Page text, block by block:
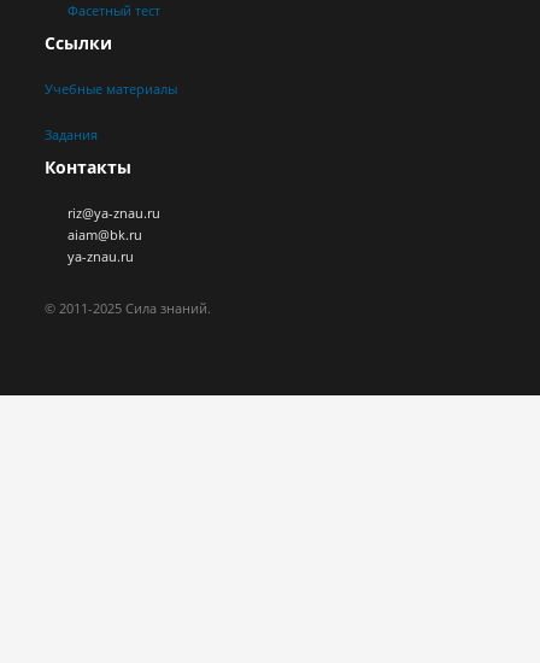
Фасетный тест
Ссылки
Учебные материалы
Задания
Контакты
riz@ya-znau.ru
aiam@bk.ru
ya-znau.ru
© 2011-2025 Сила знаний.